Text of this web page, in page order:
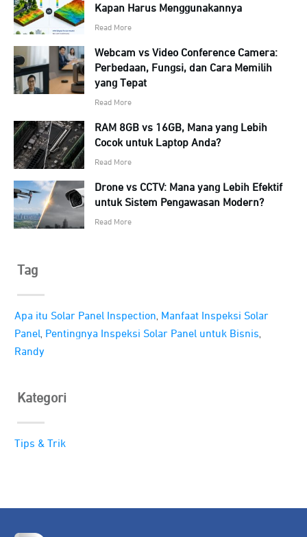
Kapan Harus Menggunakannya
Read More
Webcam vs Video Conference Camera:
Perbedaan, Fungsi, dan Cara Memilih
yang Tepat
Read More
RAM 8GB vs 16GB, Mana yang Lebih
Cocok untuk Laptop Anda?
Read More
Drone vs CCTV: Mana yang Lebih Efektif
untuk Sistem Pengawasan Modern?
Read More
Tag
Apa itu Solar Panel Inspection
Manfaat Inspeksi Solar
Panel Pentingnya Inspeksi Solar Panel untuk Bisnis
Randy
Kategori
Tips & Trik